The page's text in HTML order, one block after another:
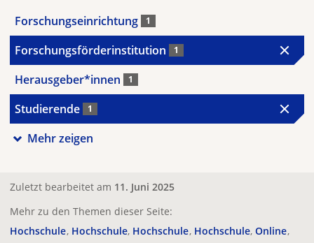
Forschungseinrichtung 1
Forschungsförderinstitution 1
Herausgeber*innen 1
Studierende 1
Mehr zeigen
Zuletzt bearbeitet am 11. Juni 2025
Mehr zu den Themen dieser Seite:
Hochschule Hochschule Hochschule Hochschule Online